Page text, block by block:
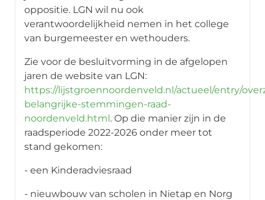
oppositie. LGN wil nu ook
verantwoordelijkheid nemen in het college
van burgemeester en wethouders.
Zie voor de besluitvorming in de afgelopen
jaren de website van LGN:
https://lijstgroennoordenveld.nl/actueel/entry/
belangrijke-stemmingen-raad-
noordenveld.html. Op die manier zijn in de
raadsperiode 2022-2026 onder meer tot
stand gekomen:
- een Kinderadviesraad
- nieuwbouw van scholen in Nietap en Norg